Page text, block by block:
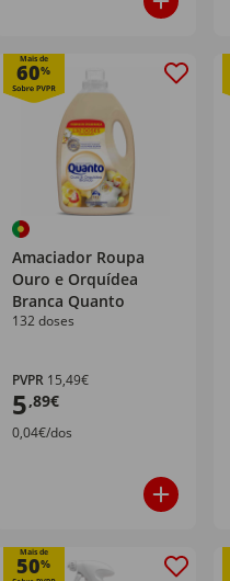
Mais de
60%
Amaciador Roupa
Ouro e Orquídea
Branca Quanto
132 doses
PVPR15,49€
5,89€
0,04€/dos
Mais de
50%